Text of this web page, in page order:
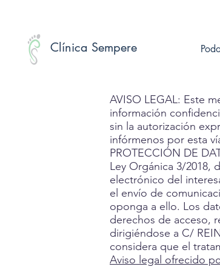
Clínica Sempere
AVISO LEGAL: Este
información
sin la autorización
infórmenos por esta
PROTECCIÓN DE
Ley Orgánica 3/2018,
electrónico del
el envío de
oponga a ello. Los
derechos de acceso,
dirigiéndose a C/
considera que el
Aviso legal ofrecido